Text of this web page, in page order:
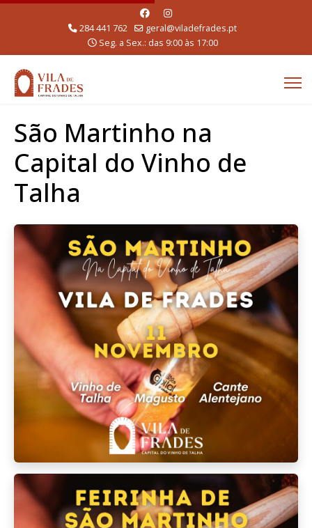
284 441 762
geral@viladefrades.pt
Seg. a Sex.: das 9:00 às 17:00
São Martinho na
Capital do Vinho de
Talha